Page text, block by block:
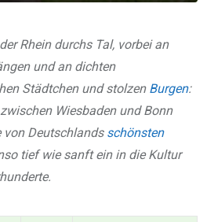
Rhein durchs Tal, vorbei an
und an dichten
Städtchen und stolzen Burgen:
Wiesbaden und Bonn
von Deutschlands schönsten
tief wie sanft ein in die Kultur